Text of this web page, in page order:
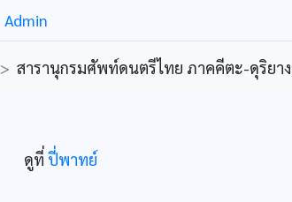
Admin
> สารานุกรมศัพท์ดนตรีไทย ภาคคีตะ-ดุริยา
ดูที่ ปี่พาทย์